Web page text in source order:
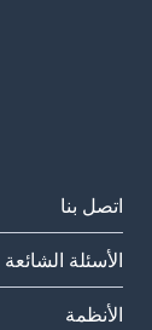
اتصل بنا
الأسئلة
الأنظمة